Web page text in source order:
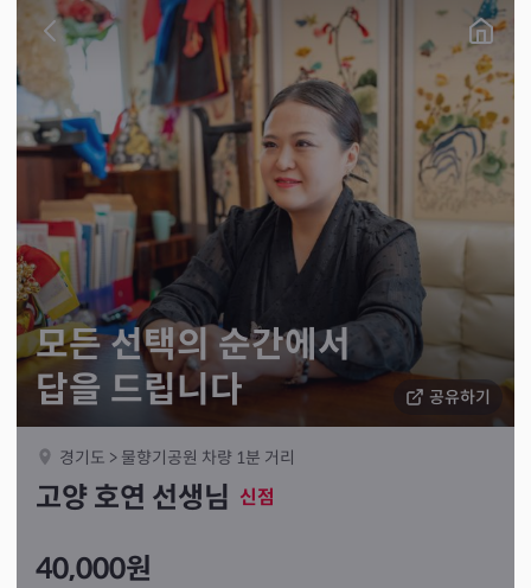
공유하기
모든 선택의 순간에서
답을 드립니다
경기도 > 물향기공원 차량 1분 거리
고양 호연 선생님 신점
40,000원